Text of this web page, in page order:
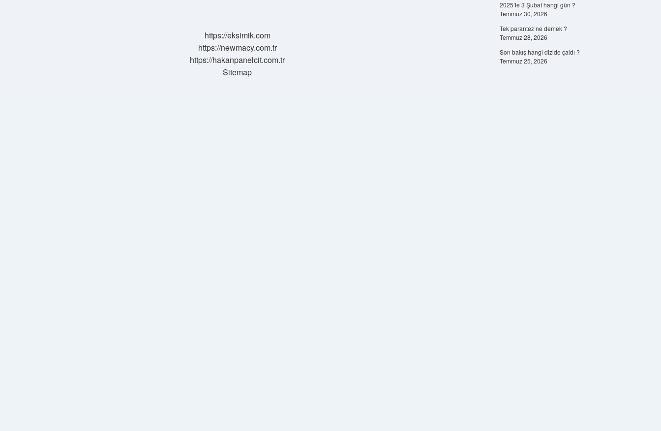
https://eksimik.com
https://newmacy.com.tr
https://hakanpanelcit.com.tr
Sitemap
2025’te 3 Şubat hangi gün ?
Temmuz 30, 2026
Tek parantez ne demek ?
Temmuz 28, 2026
Son bakış hangi dizide çaldı ?
Temmuz 25, 2026